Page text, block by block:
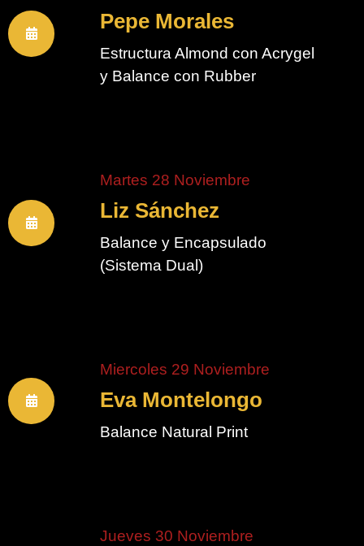
Pepe Morales
Estructura Almond con Acrygel
y Balance con Rubber
Martes 28 Noviembre
Liz Sánchez
Balance y Encapsulado
(Sistema Dual)
Miercoles 29 Noviembre
Eva Montelongo
Balance Natural Print
Jueves 30 Noviembre